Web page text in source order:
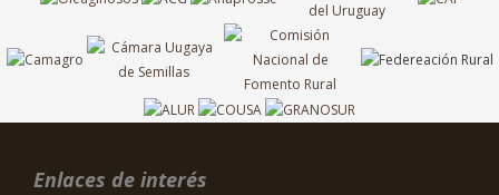
Enlaces de interés